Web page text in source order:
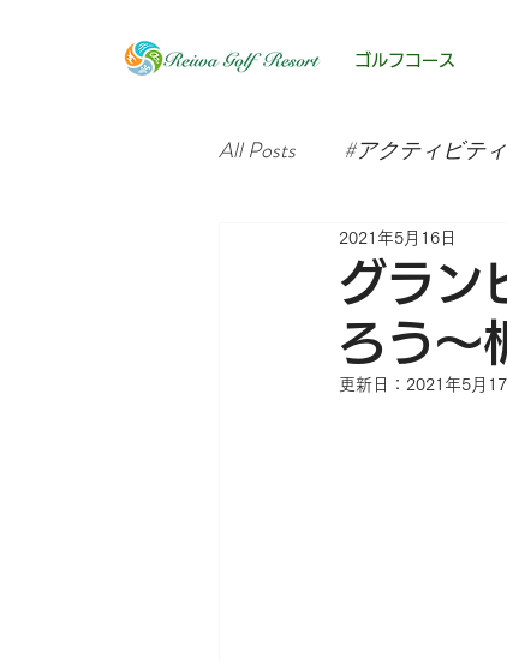
ゴルフコース
All Posts #アクティビティ
グラン
ろう～
2021年5月16日
更新日： 2021年5月17